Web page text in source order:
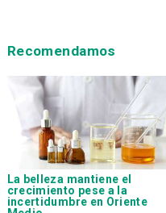
Recomendamos
La belleza mantiene el
crecimiento pese a la
incertidumbre en Oriente